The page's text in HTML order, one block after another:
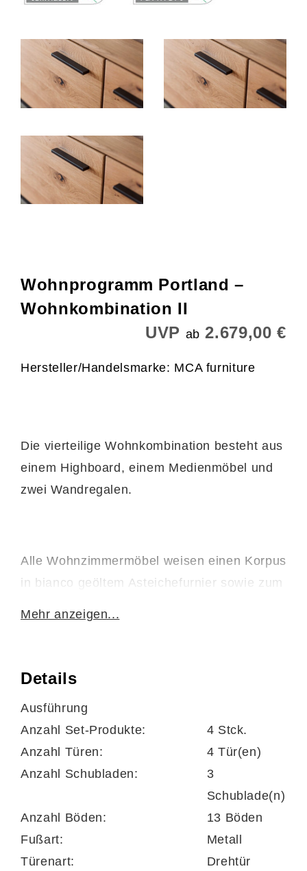
Wohnprogramm Portland –
Wohnkombination II
UVP ab 2.679,00 €
Hersteller/Handelsmarke: MCA furniture
Die vierteilige Wohnkombination besteht aus
einem Highboard, einem Medienmöbel und
zwei Wandregalen.
Alle Wohnzimmermöbel weisen einen Korpus
in bianco geöltem Asteichefurnier sowie zum
biancofarbener Asteiche-Nachbildung
mit den dunklen Akzenten bringt die
Wohnwand einladend-warmes, tiefgründiges
und gemütliches Flair in den Raum. Die
gesamte Wohnkombination strahlt feine
Eleganz aus. Stilvoll abgerundet wird die
Wohnwand durch die anthrazitfarben
lackierten Metallgriffe und -füße.
Mehr anzeigen...
Details
Ausführung
Anzahl Set-Produkte:
4 Stck.
Anzahl Türen:
4 Tür(en)
Anzahl Schubladen:
3
Schublade(n)
Anzahl Böden:
13 Böden
Fußart:
Metall
Türenart:
Drehtür